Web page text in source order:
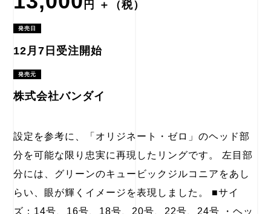
円 ＋（税）
発売日
12月7日受注開始
発売元
株式会社バンダイ
設定を参考に、「オリジネート・ゼロ」のヘッド部
分を可能な限り忠実に再現したリングです。 左目部
分には、グリーンのキュービックジルコニアをあし
らい、眼が輝くイメージを表現しました。 ■サイ
ズ：14号、16号、18号、20号、22号、24号 ・ヘッ